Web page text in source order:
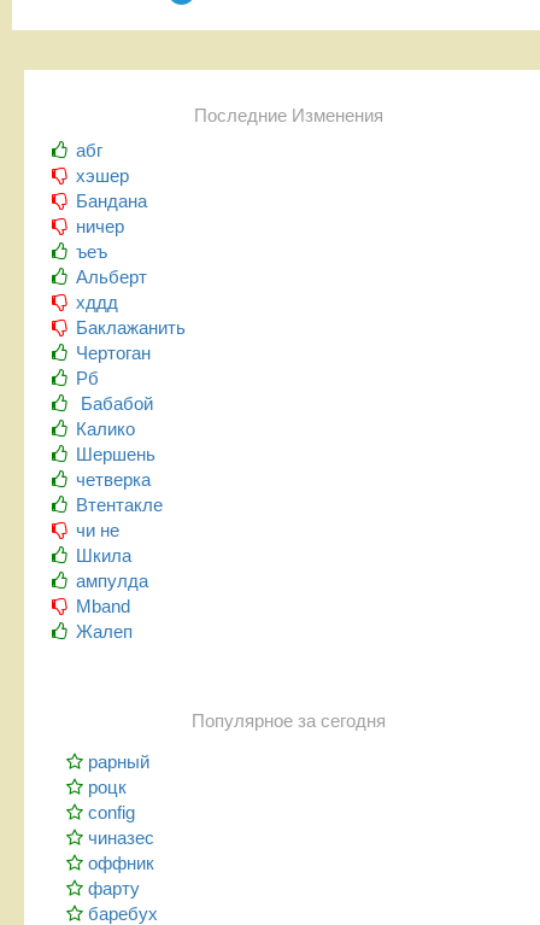
Последние Изменения
абг
хэшер
Бандана
ничер
ъеъ
Альберт
хддд
Баклажанить
Чертоган
Рб
Бабабой
Калико
Шершень
четверка
Втентакле
чи не
Шкила
ампулда
Mband
Жалеп
Популярное за сегодня
рарный
роцк
config
чиназес
оффник
фарту
баребух